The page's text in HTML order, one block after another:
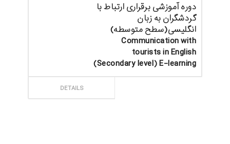
دوره آموزشی برقراری ارتباط با
گردشگران به زبان
انگلیسی(سطح متوسطه)
Communication with
tourists in English
(Secondary level) E-learning
DETAILS